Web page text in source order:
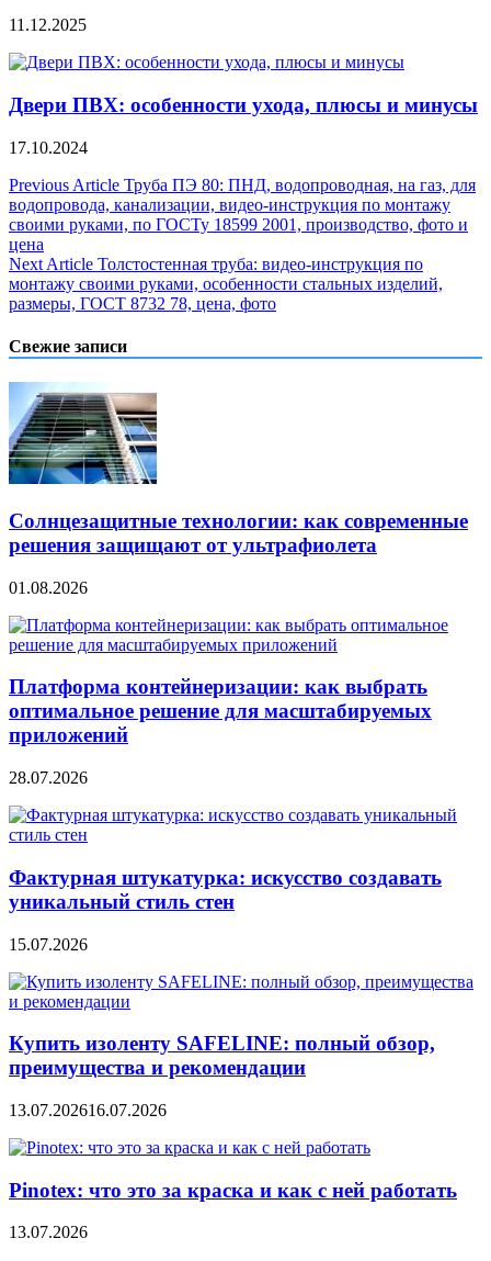
11.12.2025
Двери ПВХ: особенности ухода, плюсы и минусы
17.10.2024
Навигация
по
записям
Previous Article Труба ПЭ 80: ПНД, водопроводная, на газ, для
водопровода, канализации, видео-инструкция по монтажу
своими руками, по ГОСТу 18599 2001, производство, фото и
цена
Next Article Толстостенная труба: видео-инструкция по
монтажу своими руками, особенности стальных изделий,
размеры, ГОСТ 8732 78, цена, фото
Свежие записи
Солнцезащитные технологии: как современные
решения защищают от ультрафиолета
01.08.2026
Платформа контейнеризации: как выбрать
оптимальное решение для масштабируемых
приложений
28.07.2026
Фактурная штукатурка: искусство создавать
уникальный стиль стен
15.07.2026
Купить изоленту SAFELINE: полный обзор,
преимущества и рекомендации
13.07.202616.07.2026
Pinotex: что это за краска и как с ней работать
13.07.2026